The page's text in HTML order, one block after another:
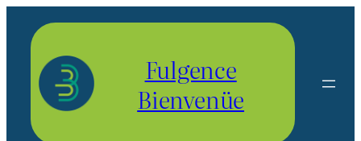
contenu
Fulgence
Bienvenüe